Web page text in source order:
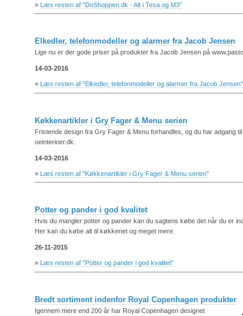
» Læs resten af "DoShoppen.dk - Alt i Tesa og M3"
Elkedler, telefonmodeller og alarmer fra Jacob Jensen
Lige nu er der gode priser på produkter fra Jacob Jensen på
14-03-2016
» Læs resten af "Elkedler, telefonmodeller og alarmer fra Jacob Jensen"
Køkkenartikler i Gry Fager & Menu serien
Fristende design fra Gry Fager & Menu forhandles, og du har adgang
oeinterioer.dk.
14-03-2016
» Læs resten af "Køkkenartikler i Gry Fager & Menu serien"
Potter og pander i god kvalitet
Hvis du mangler potter og pander kan du sagtens købe det når du er
Her kan du købe alt til køkkenet og meget mere.
26-11-2015
» Læs resten af "Potter og pander i god kvalitet"
Bredt sortiment indenfor Royal Copenhagen produkter
Igennem mere end 200 år har Royal Copenhagen designet